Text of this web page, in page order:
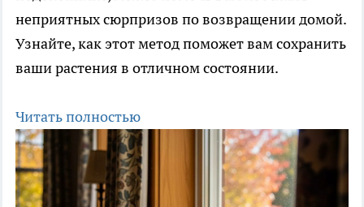
неприятных сюрпризов по возвращении домой.
Узнайте, как этот метод поможет вам сохранить
ваши растения в отличном состоянии.
Читать полностью